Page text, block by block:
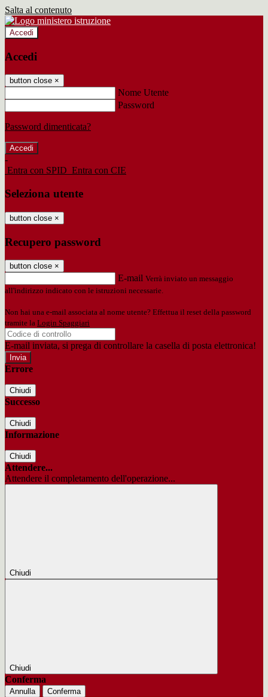
Salta al contenuto
Accedi
Accedi
button close ×
Nome Utente
Password
Password dimenticata?
-
Entra con SPID Entra con CIE
Seleziona utente
button close ×
Recupero password
button close ×
E-mail Verrà inviato un messaggio
all'indirizzo indicato con le istruzioni necessarie.
Non hai una e-mail associata al nome utente? Effettua il reset della password
tramite la Login Spaggiari
E-mail inviata, si prega di controllare la casella di posta elettronica!
Errore
Chiudi
Successo
Chiudi
Informazione
Chiudi
Attendere...
Attendere il completamento dell'operazione...
Chiudi
Chiudi
Conferma
Annulla
Conferma